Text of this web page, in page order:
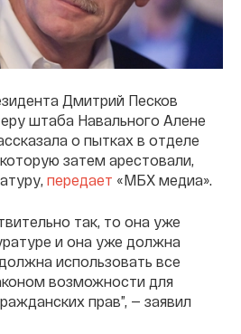
Дмитрий Песков
штаба Навального Алене
о пытках в отделе
затем арестовали,
передает «МБХ медиа».
так, то она уже
и она уже должна
использовать все
возможности для
прав”, — заявил